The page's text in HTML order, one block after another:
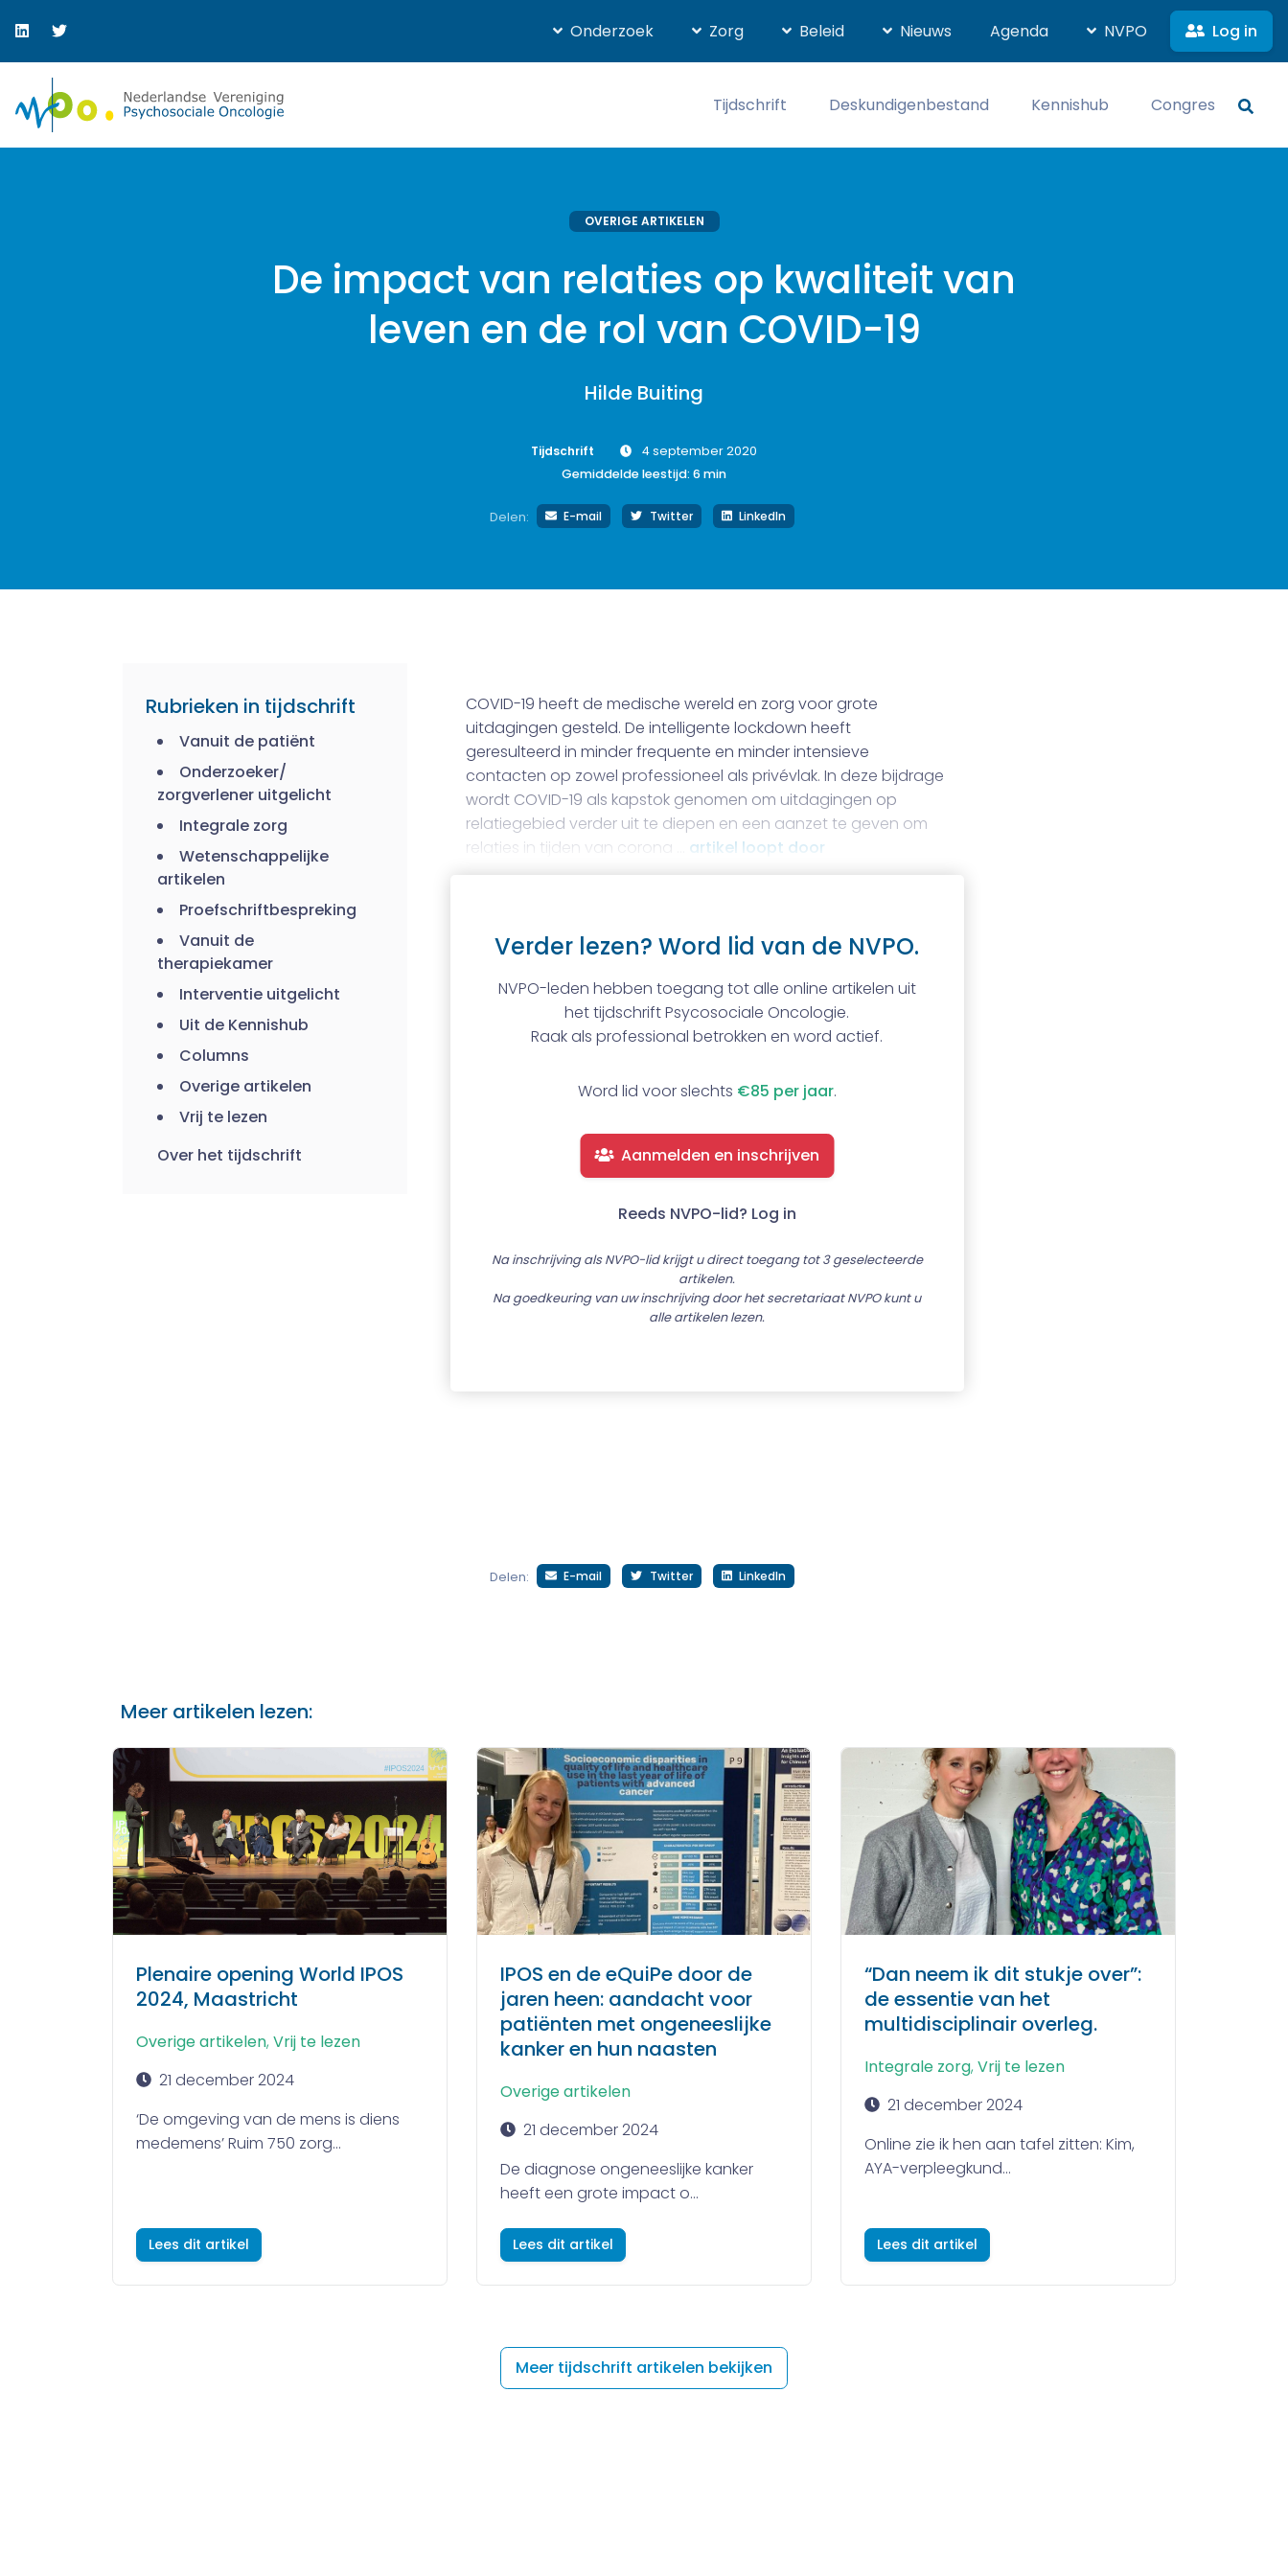
Onderzoek Zorg Beleid Nieuws Agenda NVPO Log in
Tijdschrift Deskundigenbestand Kennishub Congres
OVERIGE ARTIKELEN
De impact van relaties op kwaliteit van
leven en de rol van COVID-19
Hilde Buiting
Tijdschrift
4 september 2020
Gemiddelde leestijd: 6 min
Delen: E-mail Twitter LinkedIn
Rubrieken in tijdschrift
Vanuit de patiënt
Onderzoeker/
zorgverlener uitgelicht
Integrale zorg
Wetenschappelijke
artikelen
Proefschriftbespreking
Vanuit de
therapiekamer
Interventie uitgelicht
Uit de Kennishub
Columns
Overige artikelen
Vrij te lezen
Over het tijdschrift
COVID-19 heeft de medische wereld en zorg voor grote
uitdagingen gesteld. De intelligente lockdown heeft
geresulteerd in minder frequente en minder intensieve
contacten op zowel professioneel als privévlak. In deze bijdrage
wordt COVID-19 als kapstok genomen om uitdagingen op
relatiegebied verder uit te diepen en een aanzet te geven om
relaties in tijden van corona … artikel loopt door
Verder lezen? Word lid van de NVPO.
NVPO-leden hebben toegang tot alle online artikelen uit
het tijdschrift Psycosociale Oncologie.
Raak als professional betrokken en word actief.
Word lid voor slechts €85 per jaar.
Aanmelden en inschrijven
Reeds NVPO-lid? Log in
Na inschrijving als NVPO-lid krijgt u direct toegang tot 3 geselecteerde
artikelen.
Na goedkeuring van uw inschrijving door het secretariaat NVPO kunt u
alle artikelen lezen.
Delen: E-mail Twitter LinkedIn
Meer artikelen lezen:
Plenaire opening World IPOS
2024, Maastricht
Overige artikelen, Vrij te lezen
21 december 2024
‘De omgeving van de mens is diens
medemens’ Ruim 750 zorg...
Lees dit artikel
IPOS en de eQuiPe door de
jaren heen: aandacht voor
patiënten met ongeneeslijke
kanker en hun naasten
Overige artikelen
21 december 2024
De diagnose ongeneeslijke kanker
heeft een grote impact o...
Lees dit artikel
“Dan neem ik dit stukje over”:
de essentie van het
multidisciplinair overleg.
Integrale zorg, Vrij te lezen
21 december 2024
Online zie ik hen aan tafel zitten: Kim,
AYA-verpleegkund...
Lees dit artikel
Meer tijdschrift artikelen bekijken